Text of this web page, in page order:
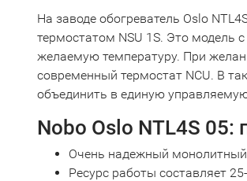
На заводе обогреватель Oslo
термостатом NSU 1S. Это модель
желаемую температуру. При
современный термостат NCU. В
объединить в единую
Nobo Oslo NTL4S
Очень надежный
Ресурс работы составляет